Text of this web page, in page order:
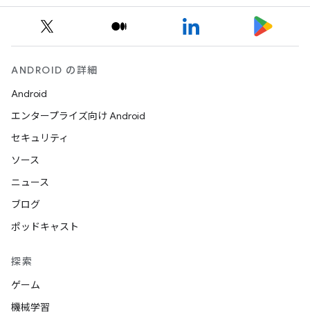
ANDROID の詳細
Android
エンタープライズ向け Android
セキュリティ
ソース
ニュース
ブログ
ポッドキャスト
探索
ゲーム
機械学習